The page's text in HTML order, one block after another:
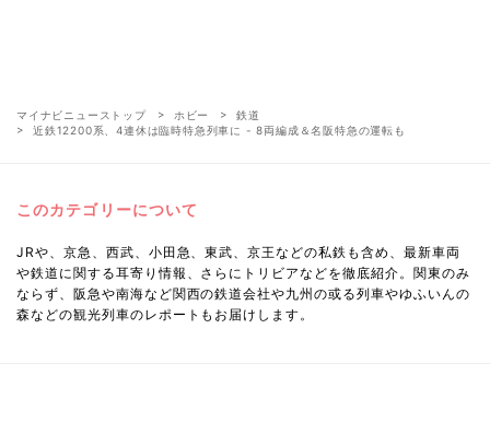
マイナビニューストップ ホビー
鉄道
近鉄12200系、4連休は臨時特急列車に - 8両編成＆名阪特急の運転も
このカテゴリーについて
JRや、京急、西武、小田急、東武、京王などの私鉄も含め、最新車両
や鉄道に関する耳寄り情報、さらにトリビアなどを徹底紹介。関東のみ
ならず、阪急や南海など関西の鉄道会社や九州の或る列車やゆふいんの
森などの観光列車のレポートもお届けします。